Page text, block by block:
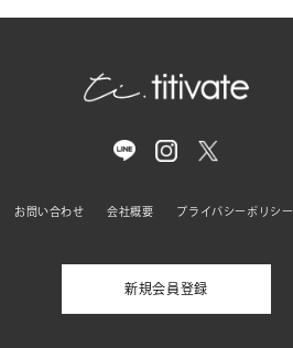
お問い合わせ 会社概要 プライバシーポリシー
新規会員登録